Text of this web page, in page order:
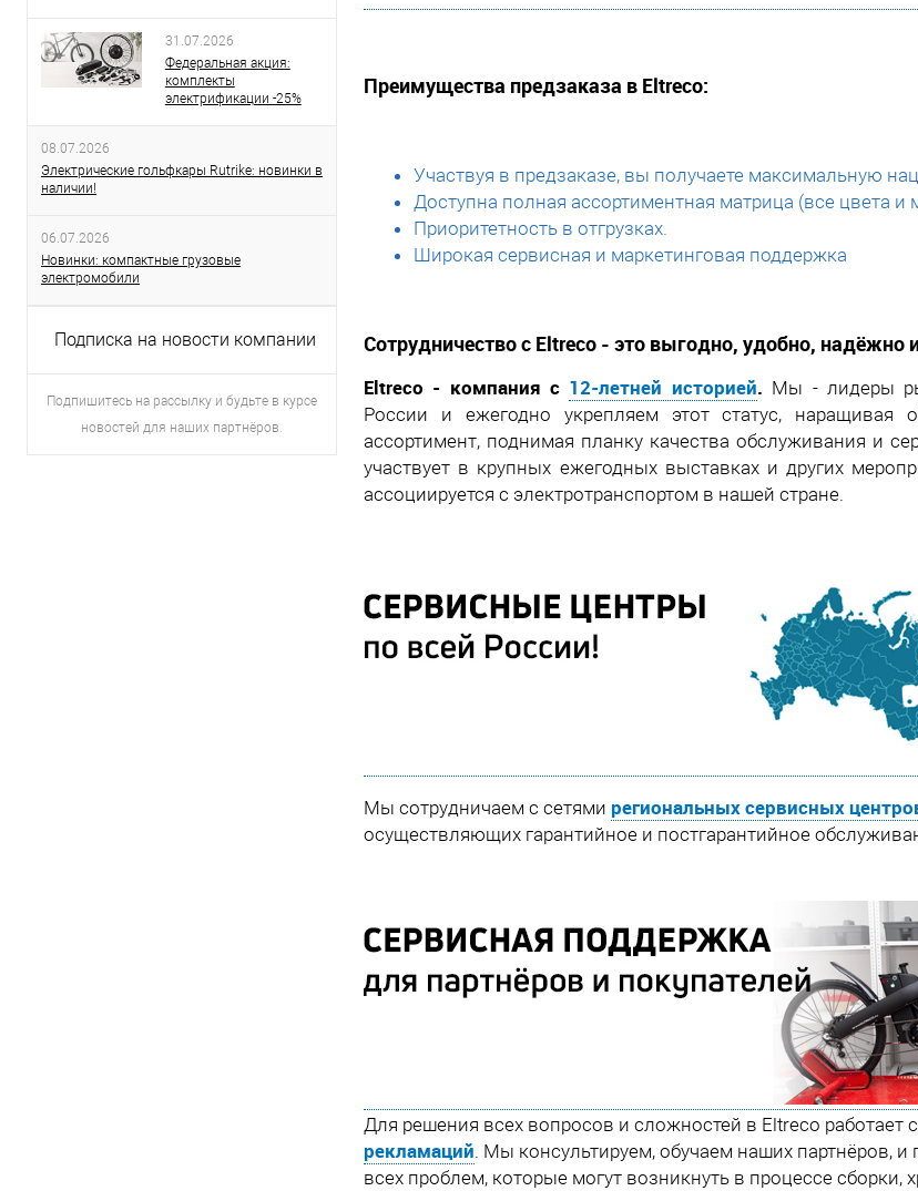
31.07.2026
Федеральная акция:
комплекты
электрификации -25%
08.07.2026
Электрические гольфкары Rutrike: новинки в
наличии!
06.07.2026
Новинки: компактные грузовые
электромобили
Подписка на новости компании
Подпишитесь на рассылку и будьте в курсе
новостей для наших партнёров.
Преимущества предзаказа в Eltreco:
Участвуя в предзаказе, вы получаете максимальную
Доступна полная ассортиментная матрица (все цвета и
Приоритетность в отгрузках.
Широкая сервисная и маркетинговая поддержка
Сотрудничество с Eltreco - это выгодно, удобно, надёжно
Eltreco - компания с 12-летней историей. Мы - лидеры
России и ежегодно укрепляем этот статус, наращивая
ассортимент, поднимая планку качества обслуживания и
участвует в крупных ежегодных выставках и других
ассоциируется с электротранспортом в нашей стране.
Мы сотрудничаем с сетями региональных сервисных
осуществляющих гарантийное и постгарантийное
Для решения всех вопросов и сложностей в Eltreco работает
рекламаций . Мы консультируем, обучаем наших партнёров,
всех проблем, которые могут возникнуть в процессе сборки,